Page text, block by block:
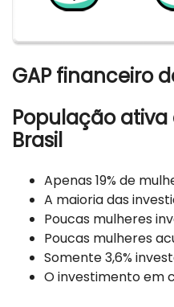
GAP financeiro
População
Brasil
Apenas 19% de
A maioria das
Poucas mulheres
Poucas mulheres
Somente 3,6%
O investimento em